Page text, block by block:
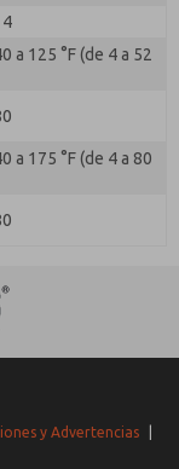
a 125 °F (de 4 a 52
a 175 °F (de 4 a 80
y Advertencias